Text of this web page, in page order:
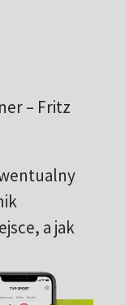
– Fritz
a jak